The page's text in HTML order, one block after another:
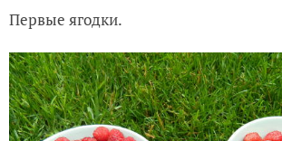
Первые ягодки.